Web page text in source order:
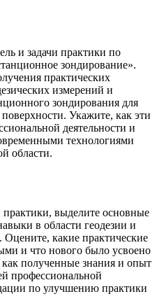
и задачи практики по
зондирование».
практических
измерений и
зондирования для
Укажите, как эти
деятельности и
технологиями
области.
выделите основные
в области геодезии и
какие практические
и что нового было усвоено
полученные знания и опыт
профессиональной
по улучшению практики